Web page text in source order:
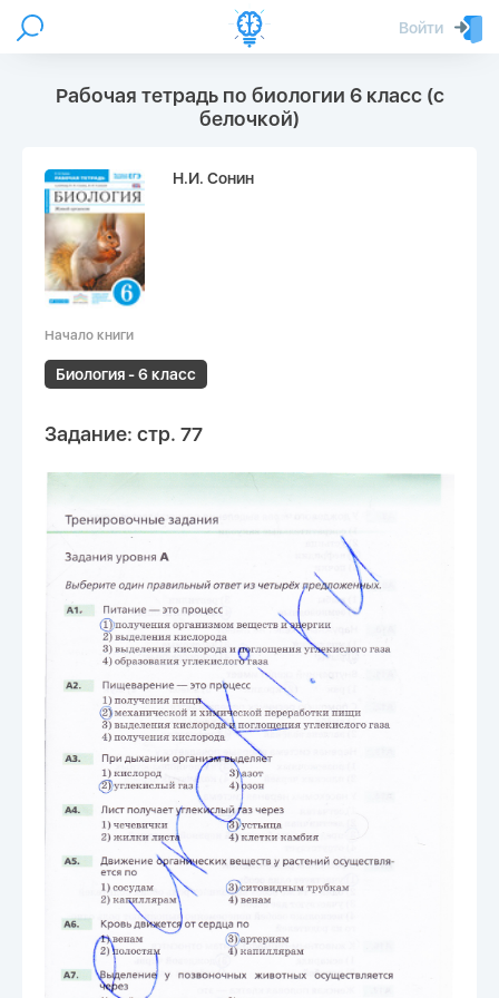
Войти
Рабочая тетрадь по биологии 6 класс (с
белочкой)
Н.И. Сонин
Начало книги
Биология - 6 класс
Задание: стр. 77